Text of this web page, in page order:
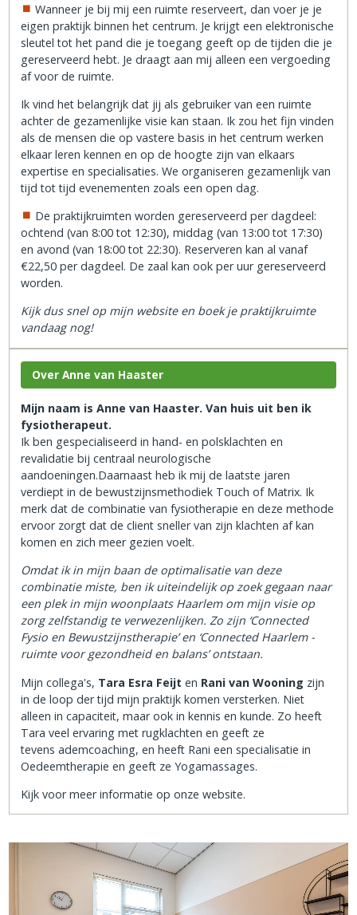
Wanneer je bij mij een ruimte reserveert, dan voer je je
eigen praktijk binnen het centrum. Je krijgt een elektronische
sleutel tot het pand die je toegang geeft op de tijden die je
gereserveerd hebt. Je draagt aan mij alleen een vergoeding
af voor de ruimte.
Ik vind het belangrijk dat jij als gebruiker van een ruimte
achter de gezamenlijke visie kan staan. Ik zou het fijn vinden
als de mensen die op vastere basis in het centrum werken
elkaar leren kennen en op de hoogte zijn van elkaars
expertise en specialisaties. We organiseren gezamenlijk van
tijd tot tijd evenementen zoals een open dag.
De praktijkruimten worden gereserveerd per dagdeel:
ochtend (van 8:00 tot 12:30), middag (van 13:00 tot 17:30)
en avond (van 18:00 tot 22:30). Reserveren kan al vanaf
€22,50 per dagdeel. De zaal kan ook per uur gereserveerd
worden.
Kijk dus snel op mijn website en boek je praktijkruimte
vandaag nog!
Over Anne van Haaster
Mijn naam is Anne van Haaster. Van huis uit ben ik
fysiotherapeut.
Ik ben gespecialiseerd in hand- en polsklachten en
revalidatie bij centraal neurologische
aandoeningen.Daarnaast heb ik mij de laatste jaren
verdiept in de bewustzijnsmethodiek Touch of Matrix. Ik
merk dat de combinatie van fysiotherapie en deze methode
ervoor zorgt dat de client sneller van zijn klachten af kan
komen en zich meer gezien voelt.
Omdat ik in mijn baan de optimalisatie van deze
combinatie miste, ben ik uiteindelijk op zoek gegaan naar
een plek in mijn woonplaats Haarlem om mijn visie op
zorg zelfstandig te verwezenlijken. Zo zijn ‘Connected
Fysio en Bewustzijnstherapie’ en ‘Connected Haarlem -
ruimte voor gezondheid en balans’ ontstaan.
Mijn collega's, Tara Esra Feijt en Rani van Wooning zijn
in de loop der tijd mijn praktijk komen versterken. Niet
alleen in capaciteit, maar ook in kennis en kunde. Zo heeft
Tara veel ervaring met rugklachten en geeft ze
tevens ademcoaching, en heeft Rani een specialisatie in
Oedeemtherapie en geeft ze Yogamassages.
Kijk voor meer informatie op onze website.